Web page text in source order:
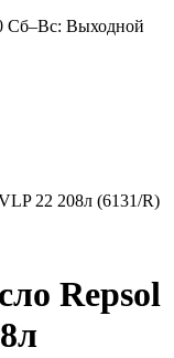
Сб–Вс: Выходной
22 208л (6131/R)
Repsol